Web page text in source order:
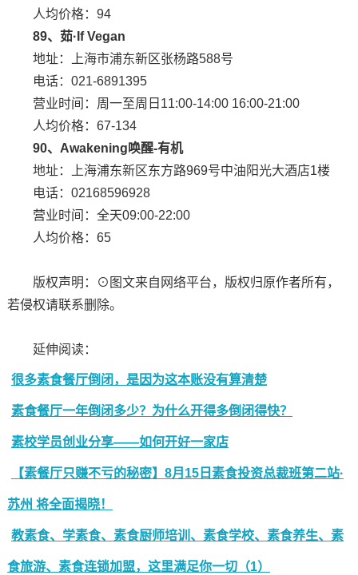
人均价格：94
89、茹·If Vegan
地址：上海市浦东新区张杨路588号
电话：021-6891395
营业时间：周一至周日11:00-14:00 16:00-21:00
人均价格：67-134
90、Awakening唤醒-有机
地址：上海浦东新区东方路969号中油阳光大酒店1楼
电话：02168596928
营业时间：全天09:00-22:00
人均价格：65
版权声明：⊙图文来自网络平台，版权归原作者所有，
若侵权请联系删除。
延伸阅读：
很多素食餐厅倒闭，是因为这本账没有算清楚
素食餐厅一年倒闭多少？为什么开得多倒闭得快？
素校学员创业分享——如何开好一家店
【素餐厅只赚不亏的秘密】8月15日素食投资总裁班第二站·
苏州 将全面揭晓！
教素食、学素食、素食厨师培训、素食学校、素食养生、素
食旅游、素食连锁加盟，这里满足你一切（1）